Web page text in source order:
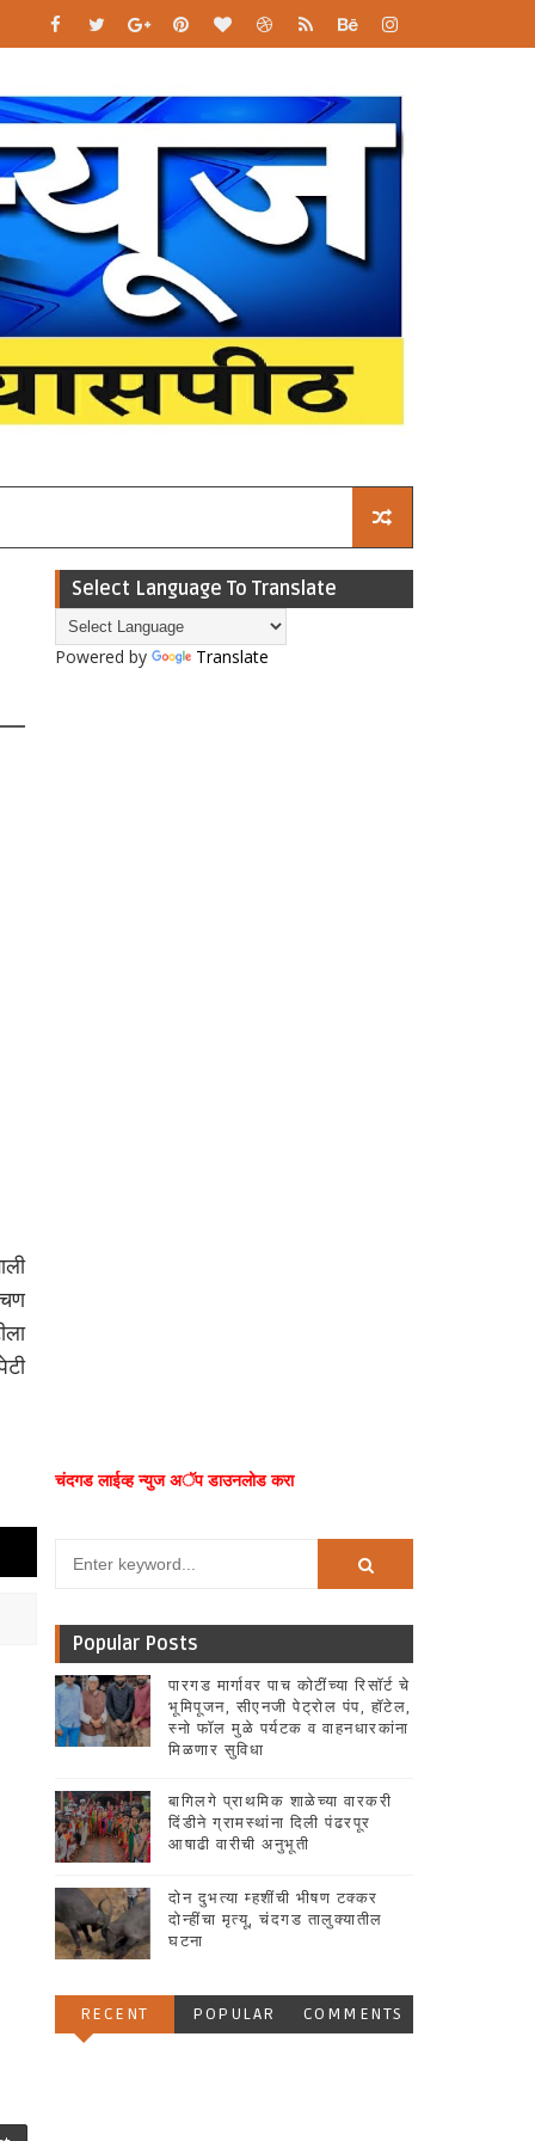
Select Language To Translate
Powered by Translate
चंदगड लाईव्ह न्युज अॅप डाउनलोड करा
Popular Posts
पारगड मार्गावर पाच कोटींच्या रिसॉर्ट चे
भूमिपूजन, सीएनजी पेट्रोल पंप, हॉटेल,
स्नो फॉल मुळे पर्यटक व वाहनधारकांना
मिळणार सुविधा
बागिलगे प्राथमिक शाळेच्या वारकरी
दिंडीने ग्रामस्थांना दिली पंढरपूर
आषाढी वारीची अनुभूती
दोन दुभत्या म्हशींची भीषण टक्कर
दोन्हींचा मृत्यू, चंदगड तालुक्यातील
घटना
RECENT POPULAR COMMENTS